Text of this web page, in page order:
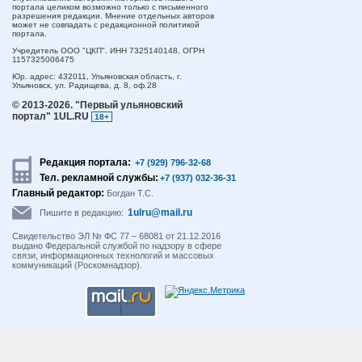
портала целиком возможно только с письменного
разрешения редакции. Мнение отдельных авторов
может не совпадать с редакционной политикой
портала.
Учредитель ООО "ЦКП". ИНН 7325140148, ОГРН
1157325006475
Юр. адрес: 432011, Ульяновская область, г.
Ульяновск, ул. Радищева, д. 8, оф.28
© 2013-2026. "Первый ульяновский
портал" 1UL.RU
18+
Редакция портала: +7 (929) 796-32-68
Тел. рекламной службы: +7 (937) 032-36-31
Главный редактор: Богдан Т.С.
Пишите в редакцию: 1ulru@mail.ru
Свидетельство ЭЛ № ФС 77 – 68081 от 21.12.2016
выдано Федеральной службой по надзору в сфере
связи, информационных технологий и массовых
коммуникаций (Роскомнадзор).